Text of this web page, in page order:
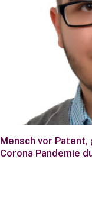
Mensch vor
Corona Pandemie